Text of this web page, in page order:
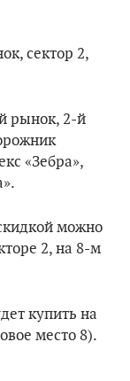
сектор 2,
рынок, 2-й
«Зебра»,
можно
2, на 8-м
купить на
место 8).